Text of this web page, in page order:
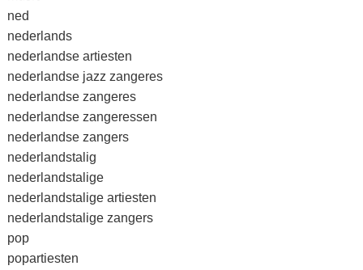
ned
nederlands
nederlandse artiesten
nederlandse jazz zangeres
nederlandse zangeres
nederlandse zangeressen
nederlandse zangers
nederlandstalig
nederlandstalige
nederlandstalige artiesten
nederlandstalige zangers
pop
popartiesten